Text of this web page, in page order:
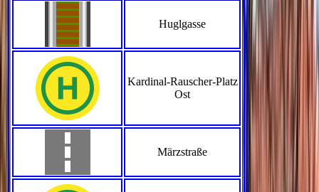
Huglgasse
Kardinal-Rauscher-Platz
Ost
Märzstraße